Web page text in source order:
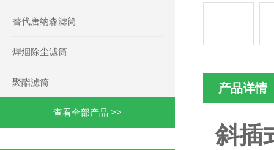
替代唐纳森滤筒
焊烟除尘滤筒
聚酯滤筒
查看全部产品 >>
产品详情
斜插